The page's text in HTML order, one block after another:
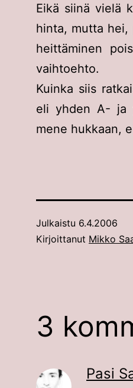
Eikä siinä vielä
hinta, mutta hei,
heittäminen
vaihtoehto.
Kuinka siis
eli yhden A- ja
mene hukkaan,
Julkaistu 6.4.2006
Kirjoittanut Mikko
3
Pasi